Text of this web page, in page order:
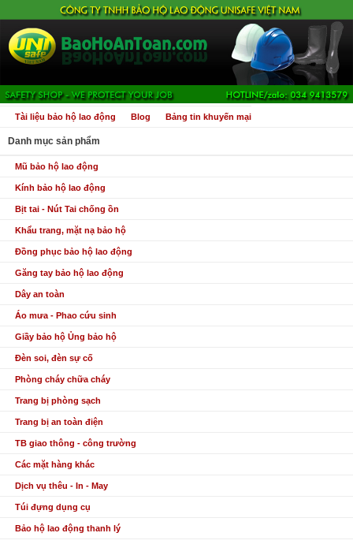
Tài liệu bảo hộ lao động Blog Bảng tin khuyến mại
Danh mục sản phẩm
Mũ bảo hộ lao động
Kính bảo hộ lao động
Bịt tai - Nút Tai chống ồn
Khẩu trang, mặt nạ bảo hộ
Đồng phục bảo hộ lao động
Găng tay bảo hộ lao động
Dây an toàn
Áo mưa - Phao cứu sinh
Giầy bảo hộ Ủng bảo hộ
Đèn soi, đèn sự cố
Phòng cháy chữa cháy
Trang bị phòng sạch
Trang bị an toàn điện
TB giao thông - công trường
Các mặt hàng khác
Dịch vụ thêu - In - May
Túi đựng dụng cụ
Bảo hộ lao động thanh lý